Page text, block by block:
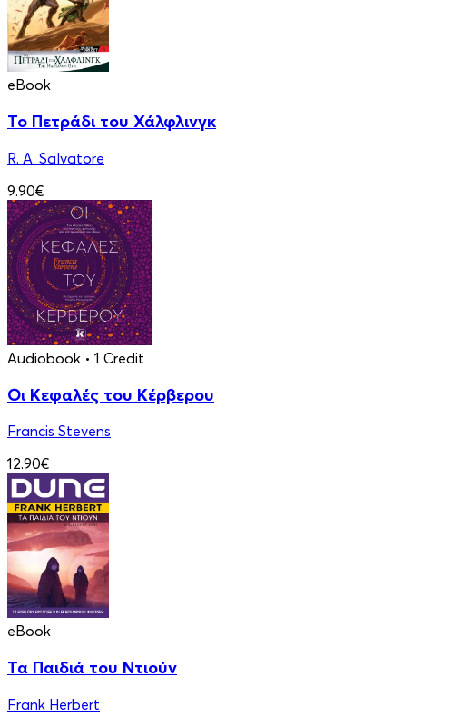
eBook
Το Πετράδι του Χάλφλινγκ
R. A. Salvatore
9.90€
Audiobook • 1 Credit
Οι Κεφαλές του Κέρβερου
Francis Stevens
12.90€
eBook
Τα Παιδιά του Ντιούν
Frank Herbert